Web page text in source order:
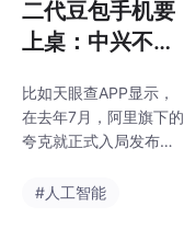
大，所以解
年举报网络游戏那样，
再一次集体举报机器人
公司，从而引发监管层
警觉与审视。此前，优
必选虽然有着“人形机器
人第一股”的金字招牌，
台，但是在宇树科技等
二代豆包手机要
上桌：中兴不动
干看着？
比如天眼查APP显示，
在去年7月，阿里旗下的
夸克就正式入局发布了
是千问AI眼镜，以及钉
#人工智能